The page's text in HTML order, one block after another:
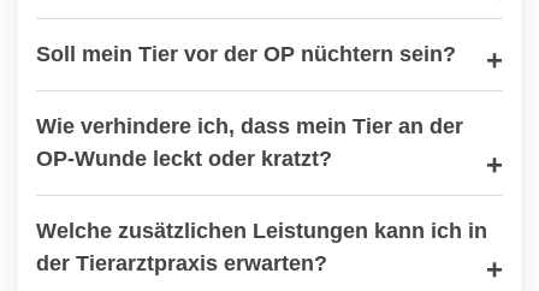
Soll mein Tier vor der OP nüchtern sein?
Wie verhindere ich, dass mein Tier an der
OP-Wunde leckt oder kratzt?
Welche zusätzlichen Leistungen kann ich in
der Tierarztpraxis erwarten?